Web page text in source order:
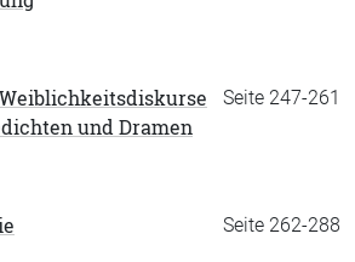
Seite 247-261
und Dramen
Seite 262-288